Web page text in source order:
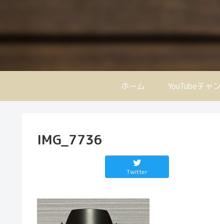
ホーム YouTubeチャ
IMG_7736
Twitter